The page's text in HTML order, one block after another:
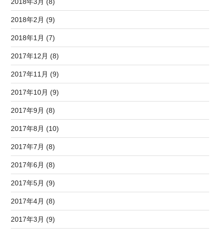
2018年3月 (8)
2018年2月 (9)
2018年1月 (7)
2017年12月 (8)
2017年11月 (9)
2017年10月 (9)
2017年9月 (8)
2017年8月 (10)
2017年7月 (8)
2017年6月 (8)
2017年5月 (9)
2017年4月 (8)
2017年3月 (9)